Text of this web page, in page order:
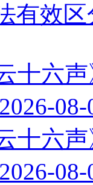
有效
十六
2026-08-
十六
2026-08-